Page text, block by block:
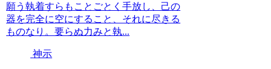
願う執着すらもことごとく手放し、己の
器を完全に空にすること、それに尽きる
ものなり。要らぬ力みと執...
神示